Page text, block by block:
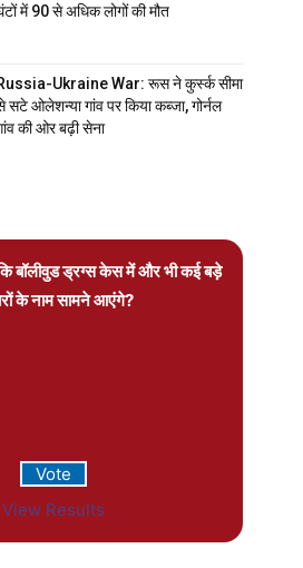
में 90 से अधिक लोगों की मौत
Ukraine War: रूस ने कुर्स्क सीमा
सटे ओलेशन्या गांव पर किया कब्जा, गोर्नल
की ओर बढ़ी सेना
बॉलीवुड ड्रग्स केस में और भी कई बड़े
के नाम सामने आएंगे?
View Results